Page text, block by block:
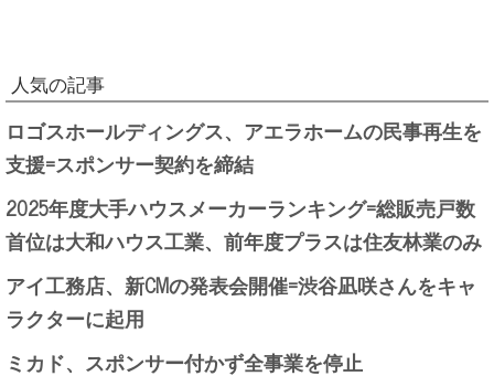
人気の記事
ロゴスホールディングス、アエラホームの民事再生を
支援=スポンサー契約を締結
2025年度大手ハウスメーカーランキング=総販売戸数
首位は大和ハウス工業、前年度プラスは住友林業のみ
アイ工務店、新CMの発表会開催=渋谷凪咲さんをキャ
ラクターに起用
ミカド、スポンサー付かず全事業を停止